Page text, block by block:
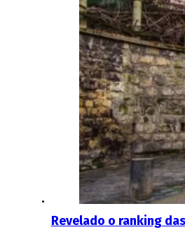
Revelado o ranking